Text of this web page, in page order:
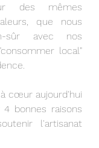
des mêmes
que nous
sûr avec nos
local"
cœur aujourd'hui
bonnes raisons
l'artisanat